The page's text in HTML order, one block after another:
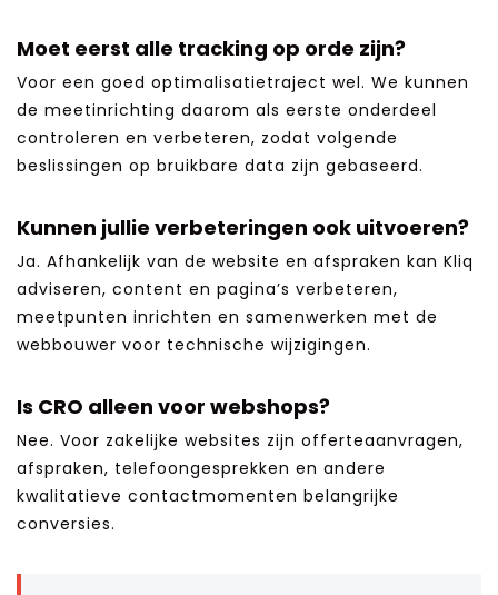
Moet eerst alle tracking op orde zijn?
Voor een goed optimalisatietraject wel. We kunnen
de meetinrichting daarom als eerste onderdeel
controleren en verbeteren, zodat volgende
beslissingen op bruikbare data zijn gebaseerd.
Kunnen jullie verbeteringen ook uitvoeren?
Ja. Afhankelijk van de website en afspraken kan Kliq
adviseren, content en pagina’s verbeteren,
meetpunten inrichten en samenwerken met de
webbouwer voor technische wijzigingen.
Is CRO alleen voor webshops?
Nee. Voor zakelijke websites zijn offerteaanvragen,
afspraken, telefoongesprekken en andere
kwalitatieve contactmomenten belangrijke
conversies.